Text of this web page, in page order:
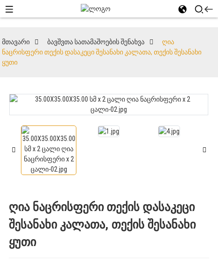
მთავარი ბავშვთა სათამაშოების შენახვა
ღია
ნაცრისფერი თექის დასაკეცი შესანახი კალათა, თექის შესანახი
ყუთი
ღია ნაცრისფერი თექის დასაკეცი
შესანახი კალათა, თექის შესანახი
ყუთი